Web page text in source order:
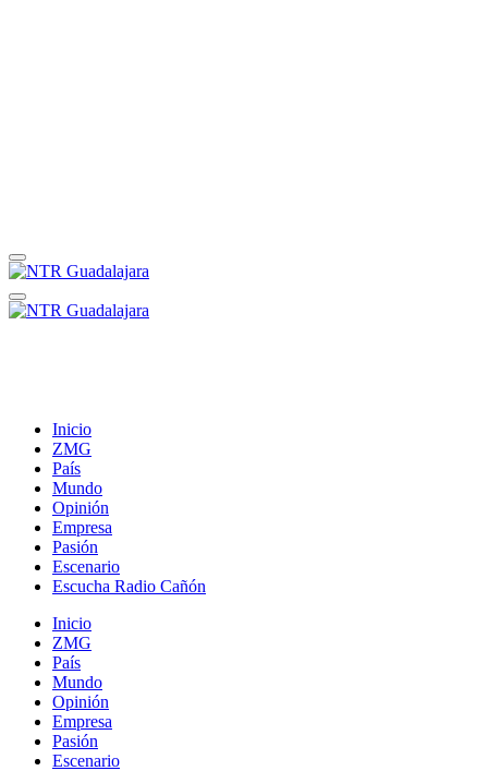
Inicio
ZMG
País
Mundo
Opinión
Empresa
Pasión
Escenario
Escucha Radio Cañón
Inicio
ZMG
País
Mundo
Opinión
Empresa
Pasión
Escenario